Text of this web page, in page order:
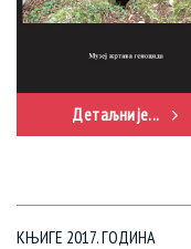
Детаљније...
КЊИГЕ 2017. ГОДИНА